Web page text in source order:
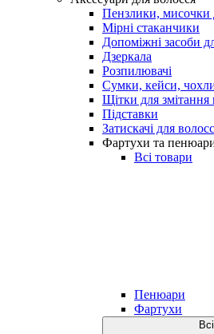
Пензлики, мисочки
Мірні стаканчики
Допоміжні засоби
Дзеркала
Розпилювачі
Сумки, кейси,
Щітки для змітання
Підставки
Затискачі для
Фартухи та
Всі товари
Пенюари
Фартухи